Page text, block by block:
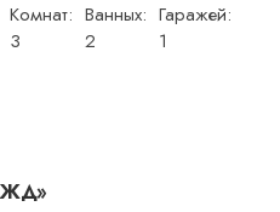
Комнат:
3
Ванных:
2
Гаражей:
1